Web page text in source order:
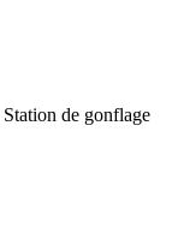
Station de gonflage